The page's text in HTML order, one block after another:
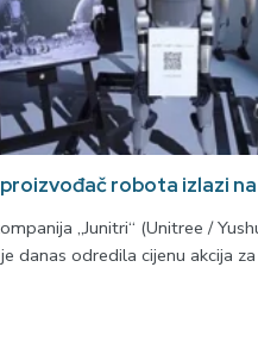
robota izlazi
„Junitri“ (Unitree /
danas odredila cijenu akcija